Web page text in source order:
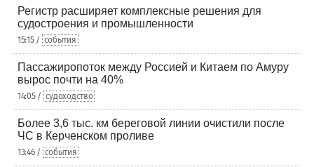
Регистр расширяет комплексные решения для
судостроения и промышленности
15:15 / события
Пассажиропоток между Россией и Китаем по Амуру
вырос почти на 40%
14:05 / судоходство
Более 3,6 тыс. км береговой линии очистили после
ЧС в Керченском проливе
13:46 / события